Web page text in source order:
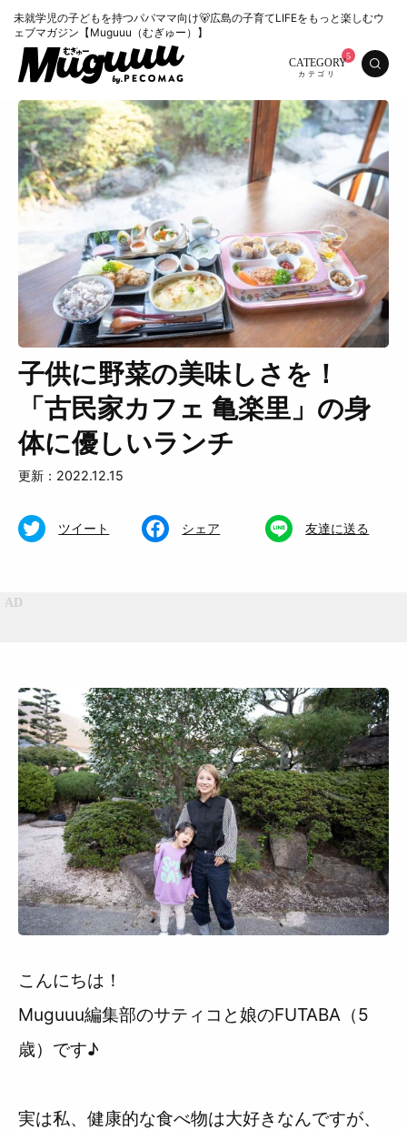
未就学児の子どもを持つパパママ向け🐻広島の子育てLIFEをもっと楽しむウ
ェブマガジン【Muguuu（むぎゅー）】
CATEGORY
特集 くらし
Muguuuとは 運営会社
広告掲載について プライバシーポリシー
インフォマティブデータポリシ
ー
お問合せ
利用規約
子供に野菜の美味しさを！
「古民家カフェ 亀楽里」の身
体に優しいランチ
更新：2022.12.15
ツイート シェア 友達に送る
こんにちは！
Muguuu編集部のサティコと娘のFUTABA（5
歳）です♪
実は私、健康的な食べ物は大好きなんですが、